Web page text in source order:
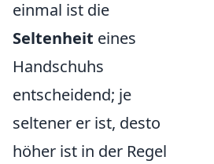
einmal ist die
Seltenheit eines
Handschuhs
entscheidend; je
seltener er ist, desto
höher ist in der Regel